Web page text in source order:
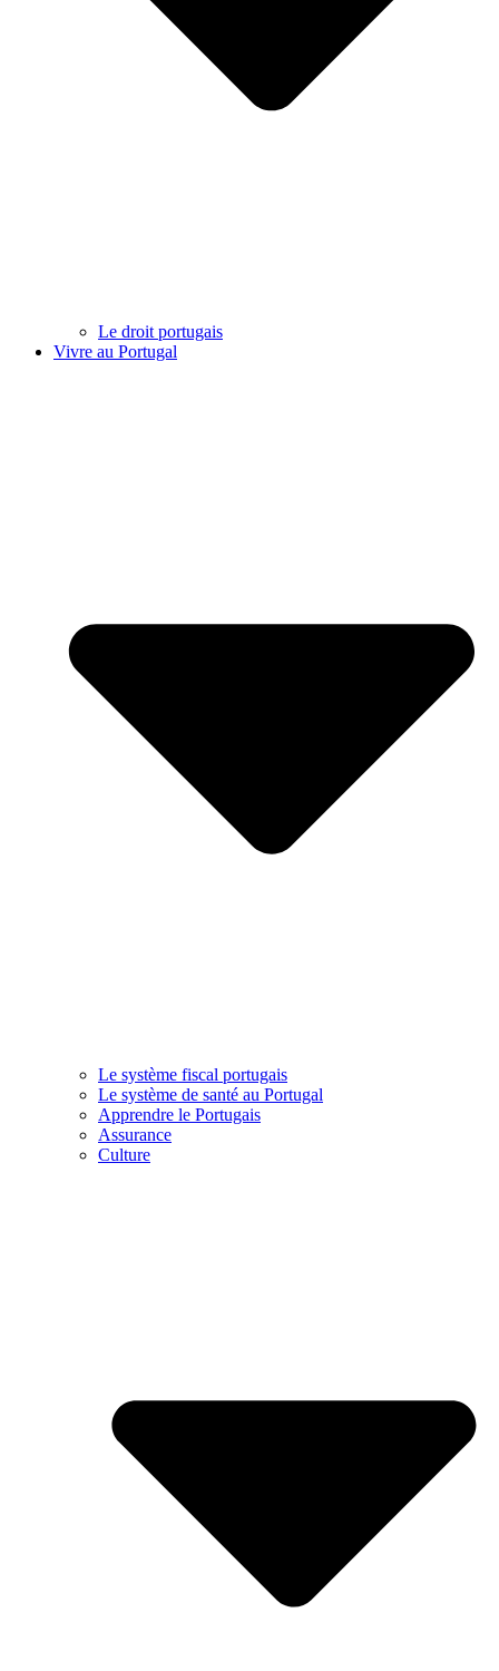
Le droit portugais
Vivre au Portugal
Le système fiscal portugais
Le système de santé au Portugal
Apprendre le Portugais
Assurance
Culture